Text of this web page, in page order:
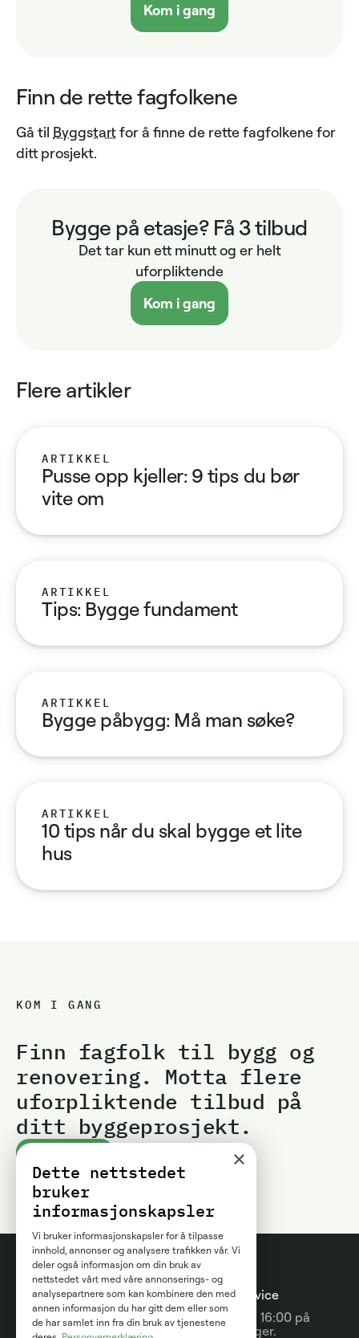
Kom i gang
Finn de rette fagfolkene
Gå til Byggstartfor å finne de rette fagfolkene for
ditt prosjekt.
Bygge på etasje? Få 3 tilbud
Det tar kun ett minutt og er helt
uforpliktende
Kom i gang
Flere artikler
ARTIKKEL
Pusse opp kjeller: 9 tips du bør
vite om
ARTIKKEL
Tips: Bygge fundament
ARTIKKEL
Bygge påbygg: Må man søke?
ARTIKKEL
10 tips når du skal bygge et lite
hus
KOM I GANG
Finn fagfolk til bygg og
renovering. Motta flere
uforpliktende tilbud på
ditt byggeprosjekt.
Prosjektguider
Prisguider
For
entreprenører
Kundeservice
09:00 - 16:00 på
hverdager.
×
Dette nettstedet
bruker
informasjonskapsler
Vi bruker informasjonskapsler for å tilpasse
innhold, annonser og analysere trafikken vår. Vi
deler også informasjon om din bruk av
nettstedet vårt med våre annonserings- og
analysepartnere som kan kombinere den med
annen informasjon du har gitt dem eller som
de har samlet inn fra din bruk av tjenestene